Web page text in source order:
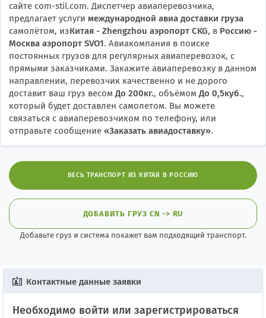
сайте com-stil.com. Диспетчер авиаперевозчика,
предлагает услуги международной авиа доставки груза
самолётом, изКитая - Zhengzhou аэропорт CKG, в Россию -
Москва аэропорт SVO1. Авиакомпания в поиске
постоянных грузов для регулярных авиаперевозок, с
прямыми заказчиками. Закажите авиаперевозку в данном
направлении, перевозчик качественно и не дорого
доставит ваш груз весомДо 200кг., объёмомДо 0,5куб.,
который будет доставлен самолетом. Вы можете
связаться с авиаперевозчиком по телефону, или
отправьте сообщение «Заказать авиадоставку».
ВЕСЬ ТРАНСПОРТ ИЗ КИТАЯ В РОССИЮ
ДОБАВИТЬ ГРУЗ CN -> RU
Добавьте груз и система покажет вам подходящий транспорт.
Контактные данные заявки
Необходимо войти или зарегистрироваться